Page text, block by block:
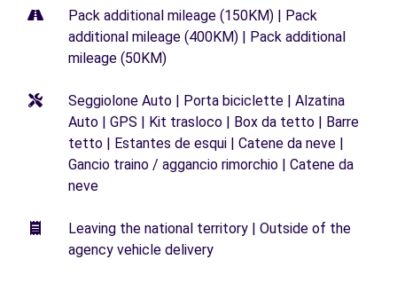
Pack additional mileage (150KM) | Pack
additional mileage (400KM) | Pack additional
mileage (50KM)
Seggiolone Auto | Porta biciclette | Alzatina
Auto | GPS | Kit trasloco | Box da tetto | Barre
tetto | Estantes de esqui | Catene da neve |
Gancio traino / aggancio rimorchio | Catene da
neve
Leaving the national territory | Outside of the
agency vehicle delivery